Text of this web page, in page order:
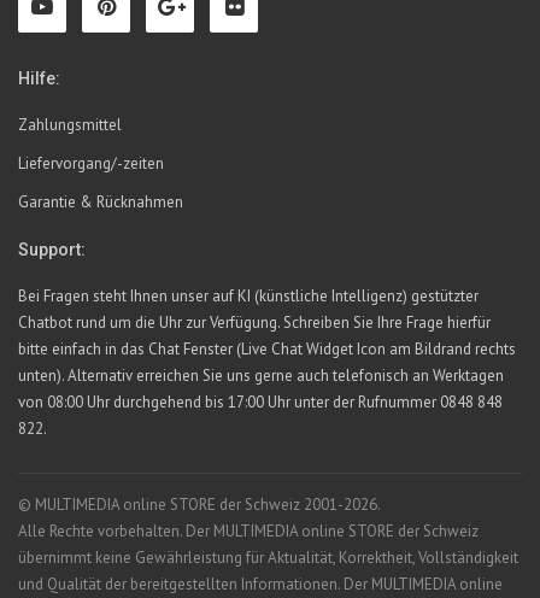
Hilfe:
Zahlungsmittel
Liefervorgang/-zeiten
Garantie & Rücknahmen
Support:
Bei Fragen steht Ihnen unser auf KI (künstliche Intelligenz) gestützter
Chatbot rund um die Uhr zur Verfügung. Schreiben Sie Ihre Frage hierfür
bitte einfach in das Chat Fenster (Live Chat Widget Icon am Bildrand rechts
unten). Alternativ erreichen Sie uns gerne auch telefonisch an Werktagen
von 08:00 Uhr durchgehend bis 17:00 Uhr unter der Rufnummer 0848 848
822.
© MULTIMEDIA online STORE der Schweiz 2001-2026.
Alle Rechte vorbehalten. Der MULTIMEDIA online STORE der Schweiz
übernimmt keine Gewährleistung für Aktualität, Korrektheit, Vollständigkeit
und Qualität der bereitgestellten Informationen. Der MULTIMEDIA online